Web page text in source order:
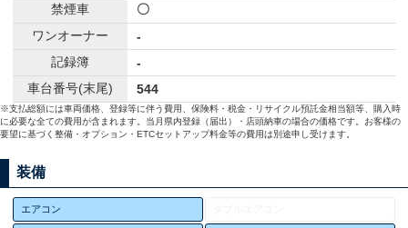
禁煙車
〇
ワンオーナー
-
記録簿
-
車台番号(末尾)
544
※支払総額には車両価格、登録等に伴う費用、保険料・税金・リサイクル預託金相当額等、購入時
に必要な全ての費用が含まれます。当月県内登録（届出）・店頭納車の場合の価格です。お客様の
要望に基づく整備・オプション・ETCセットアップ料金等の費用は別途申し受けます。
装備
エアコン